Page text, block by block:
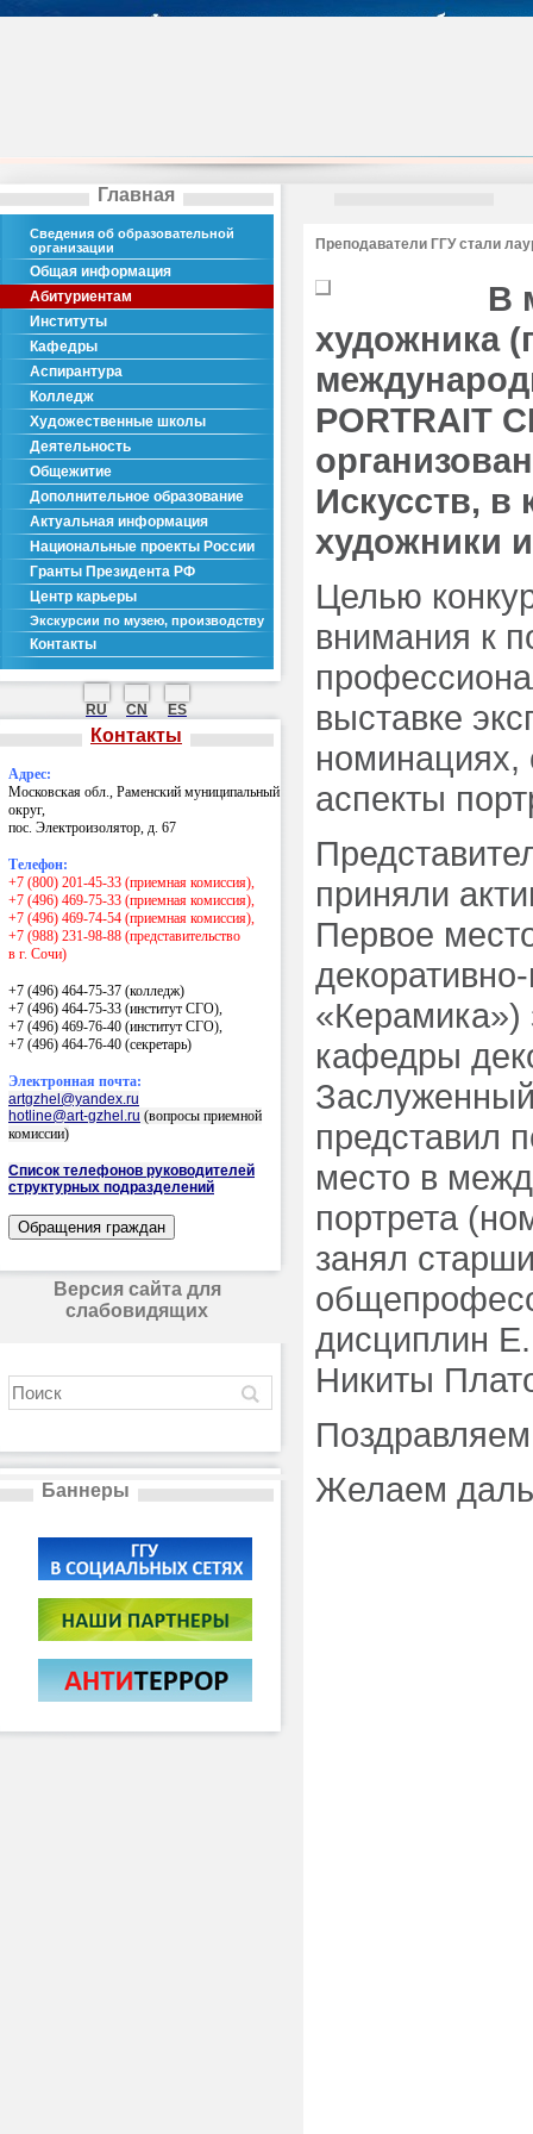
Главная
Сведения об образовательной
организации
Общая информация
Абитуриентам
Институты
Кафедры
Аспирантура
Колледж
Художественные школы
Деятельность
Общежитие
Дополнительное образование
Актуальная информация
Национальные проекты России
Гранты Президента РФ
Центр карьеры
Экскурсии по музею, производству
Контакты
RU CN ES
Контакты
Адрес:
Московская обл., Раменский муниципальный
округ,
пос. Электроизолятор, д. 67
Телефон:
+7 (800) 201-45-33 (приемная комиссия),
+7 (496) 469-75-33 (приемная комиссия),
+7 (496) 469-74-54 (приемная комиссия),
+7 (988) 231-98-88 (представительство
в г. Сочи)
+7 (496) 464-75-37 (колледж)
+7 (496) 464-75-33 (институт СГО),
+7 (496) 469-76-40 (институт СГО),
+7 (496) 464-76-40 (секретарь)
Электронная почта:
artgzhel@yandex.ru
hotline@art-gzhel.ru (вопросы приемной
комиссии)
Список телефонов руководителей
структурных подразделений
Версия сайта для
слабовидящих
Баннеры
Преподаватели ГГУ стали
В
художника
PORTRAIT
Искусств, в
художники
Целью
внимания к
выставке
аспекты
приняли
Первое
кафедры
представил
место в
портрета
занял
дисциплин
Никиты
Желаем